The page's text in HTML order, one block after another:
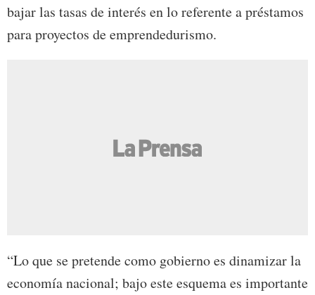
bajar las tasas de interés en lo referente a préstamos
para proyectos de emprendedurismo.
“Lo que se pretende como gobierno es dinamizar la
economía nacional; bajo este esquema es importante